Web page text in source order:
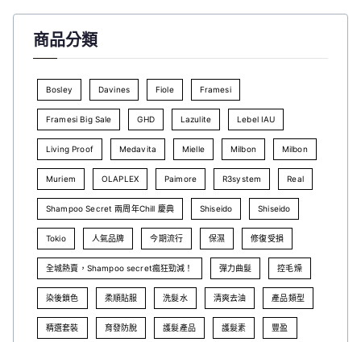
商品分類
Bosley Davines Fiole Framesi
Framesi Big Sale GHD Lazulite Lebel IAU
Living Proof Medavita Mielle Milbon Milbon
Muriem OLAPLEX Paimore R3system Real
Shampoo Secret 兩周年Chill 慶典 Shiseido Shiseido
Tokio 人氣品牌 今期流行 保濕 修復受損
全城熱賣，Shampoo secret瘋狂勁減！ 彈力曲髮 控毛燥
染後鎖色 柔順貼服 洗髮水 清爽去油 產品類型
精選套裝 育發防脫 護髮產品 護髮素 豐盈